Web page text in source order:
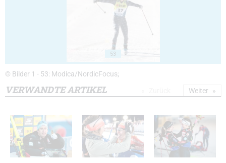
53
© Bilder 1 - 53: Modica/NordicFocus;
VERWANDTE ARTIKEL Weiter